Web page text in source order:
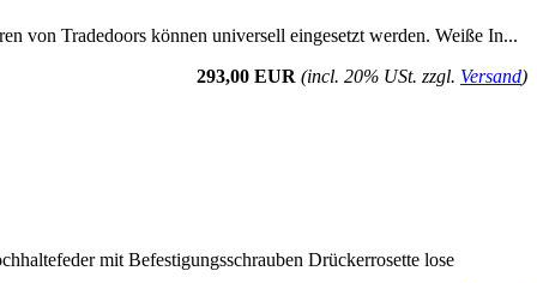
von Tradedoors können universell eingesetzt werden. Weiße In...
293,00 EUR (incl. 20% USt. zzgl. Versand)
mit Befestigungsschrauben Drückerrosette lose